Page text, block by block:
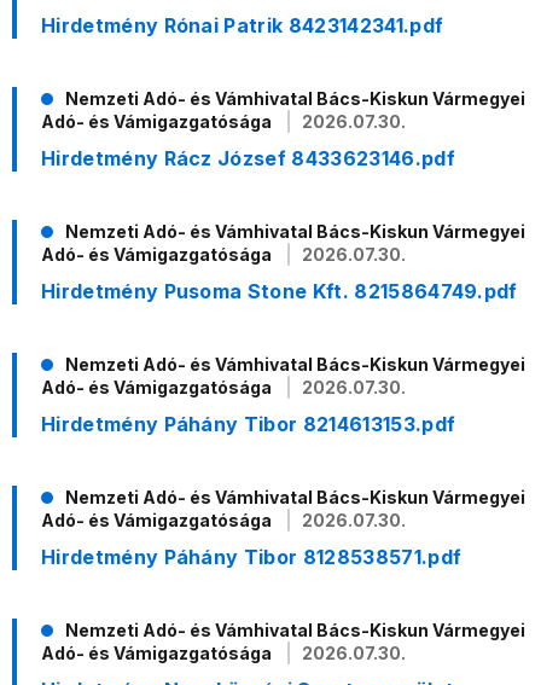
Hirdetmény Rónai Patrik 8423142341.pdf
Nemzeti Adó- és Vámhivatal Bács-Kiskun Vármegyei
Adó- és Vámigazgatósága
2026.07.30.
Hirdetmény Rácz József 8433623146.pdf
Nemzeti Adó- és Vámhivatal Bács-Kiskun Vármegyei
Adó- és Vámigazgatósága
2026.07.30.
Hirdetmény Pusoma Stone Kft. 8215864749.pdf
Nemzeti Adó- és Vámhivatal Bács-Kiskun Vármegyei
Adó- és Vámigazgatósága
2026.07.30.
Hirdetmény Páhány Tibor 8214613153.pdf
Nemzeti Adó- és Vámhivatal Bács-Kiskun Vármegyei
Adó- és Vámigazgatósága
2026.07.30.
Hirdetmény Páhány Tibor 8128538571.pdf
Nemzeti Adó- és Vámhivatal Bács-Kiskun Vármegyei
Adó- és Vámigazgatósága
2026.07.30.